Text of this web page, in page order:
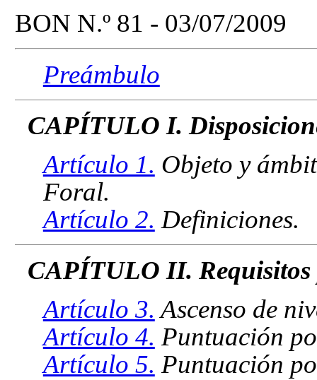
BON N.º 81 - 03/07/2009
Preámbulo
CAPÍTULO I.
Artículo 1. Objeto y
Foral.
Artículo 2. Definiciones.
CAPÍTULO II. Requisitos
Artículo 3. Ascenso de
Artículo 4. Puntuación
Artículo 5. Puntuación